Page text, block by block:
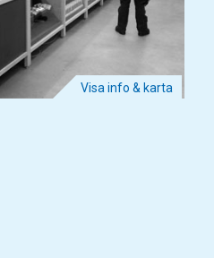
Visa info & karta